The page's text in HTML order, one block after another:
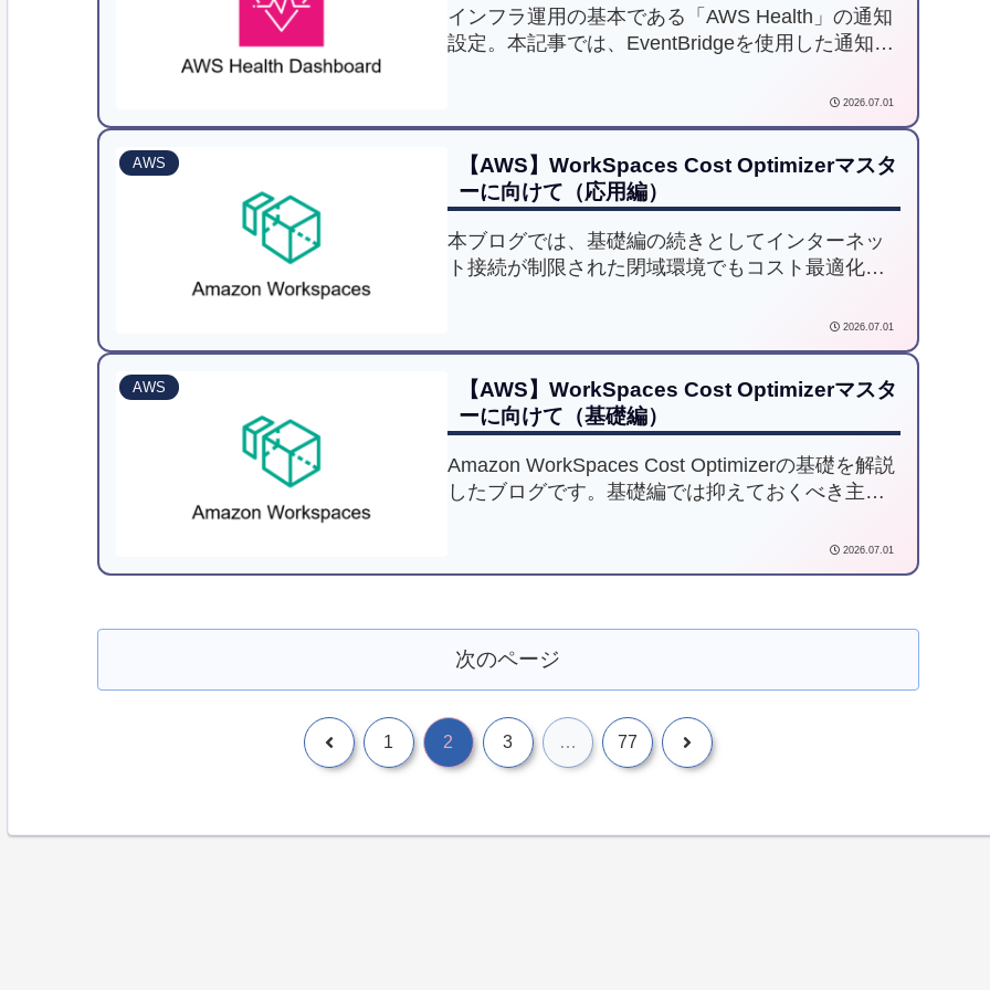
インフラ運用の基本である「AWS Health」の通知
設定。本記事では、EventBridgeを使用した通知設
2026.07.01
AWS
【AWS】WorkSpaces Cost Optimizerマスタ
ーに向けて（応用編）
本ブログでは、基礎編の続きとしてインターネッ
ト接続が制限された閉域環境でもコスト最適化を
ます。WorkSpacesのコスト管理や自動化対応にご
興味のある方はぜひご一読ください。
2026.07.01
AWS
【AWS】WorkSpaces Cost Optimizerマスタ
ーに向けて（基礎編）
Amazon WorkSpaces Cost Optimizerの基礎を解説
したブログです。基礎編では抑えておくべき主要
ついてまとめています。コストの可視化や効率化
に興味がある方、ぜひご一読ください！
2026.07.01
次のページ
1 2 3 … 77